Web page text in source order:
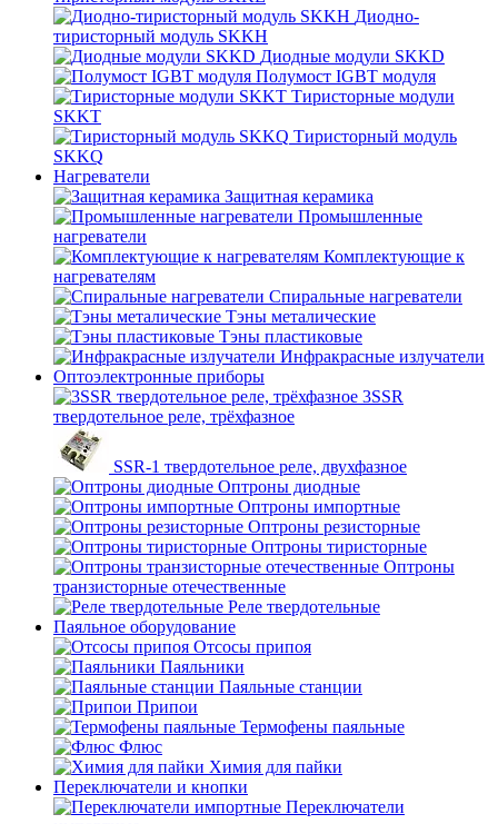
Диодно-
тиристорный модуль SKKH
Диодные модули SKKD
Полумост IGBT модуля
Тиристорные модули
SKKT
Тиристорный модуль
SKKQ
Нагреватели
Защитная керамика
Промышленные
нагреватели
Комплектующие к
нагревателям
Спиральные нагреватели
Тэны металические
Тэны пластиковые
Инфракрасные излучатели
Оптоэлектронные приборы
3SSR
твердотельное реле, трёхфазное
SSR-1 твердотельное реле, двухфазное
Оптроны диодные
Оптроны импортные
Оптроны резисторные
Оптроны тиристорные
Оптроны
транзисторные отечественные
Реле твердотельные
Паяльное оборудование
Отсосы припоя
Паяльники
Паяльные станции
Припои
Термофены паяльные
Флюс
Химия для пайки
Переключатели и кнопки
Переключатели